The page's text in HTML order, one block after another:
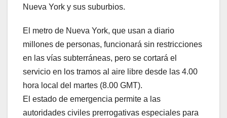
Nueva York y sus suburbios.
El metro de Nueva York, que usan a diario
millones de personas, funcionará sin restricciones
en las vías subterráneas, pero se cortará el
servicio en los tramos al aire libre desde las 4.00
hora local del martes (8.00 GMT).
El estado de emergencia permite a las
autoridades civiles prerrogativas especiales para